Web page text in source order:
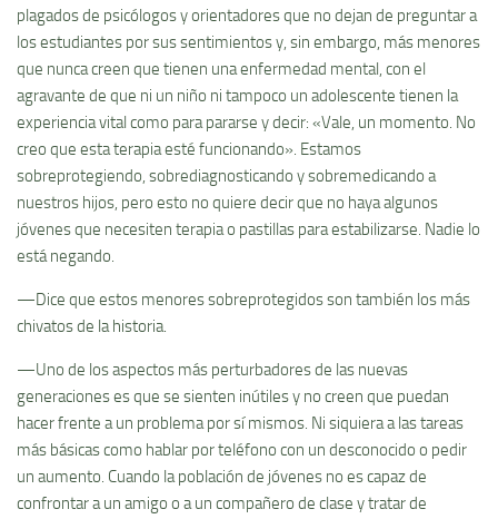
plagados de psicólogos y orientadores que no dejan de preguntar a
los estudiantes por sus sentimientos y, sin embargo, más menores
que nunca creen que tienen una enfermedad mental, con el
agravante de que ni un niño ni tampoco un adolescente tienen la
experiencia vital como para pararse y decir: «Vale, un momento. No
creo que esta terapia esté funcionando». Estamos
sobreprotegiendo, sobrediagnosticando y sobremedicando a
nuestros hijos, pero esto no quiere decir que no haya algunos
jóvenes que necesiten terapia o pastillas para estabilizarse. Nadie lo
está negando.
—Dice que estos menores sobreprotegidos son también los más
chivatos de la historia.
—Uno de los aspectos más perturbadores de las nuevas
generaciones es que se sienten inútiles y no creen que puedan
hacer frente a un problema por sí mismos. Ni siquiera a las tareas
más básicas como hablar por teléfono con un desconocido o pedir
un aumento. Cuando la población de jóvenes no es capaz de
confrontar a un amigo o a un compañero de clase y tratar de